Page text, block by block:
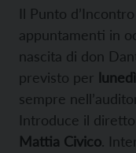
Il Punto
appuntamenti in
nascita di don
previsto per
sempre
Introduce il
Mattia Civico.